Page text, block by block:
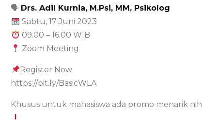
🗣 Drs. Adil Kurnia, M.Psi, MM, Psikolog
Sabtu, 17 Juni 2023
09.00 – 16.00 WIB
Zoom Meeting
Register Now
https://bit.ly/BasicWLA
Khusus untuk mahasiswa ada promo menarik nih